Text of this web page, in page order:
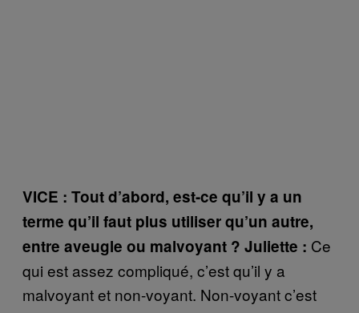
VICE : Tout d’abord, est-ce qu’il y a un
terme qu’il faut plus utiliser qu’un autre,
entre aveugle ou malvoyant ? Juliette : Ce
qui est assez compliqué, c’est qu’il y a
malvoyant et non-voyant. Non-voyant c’est